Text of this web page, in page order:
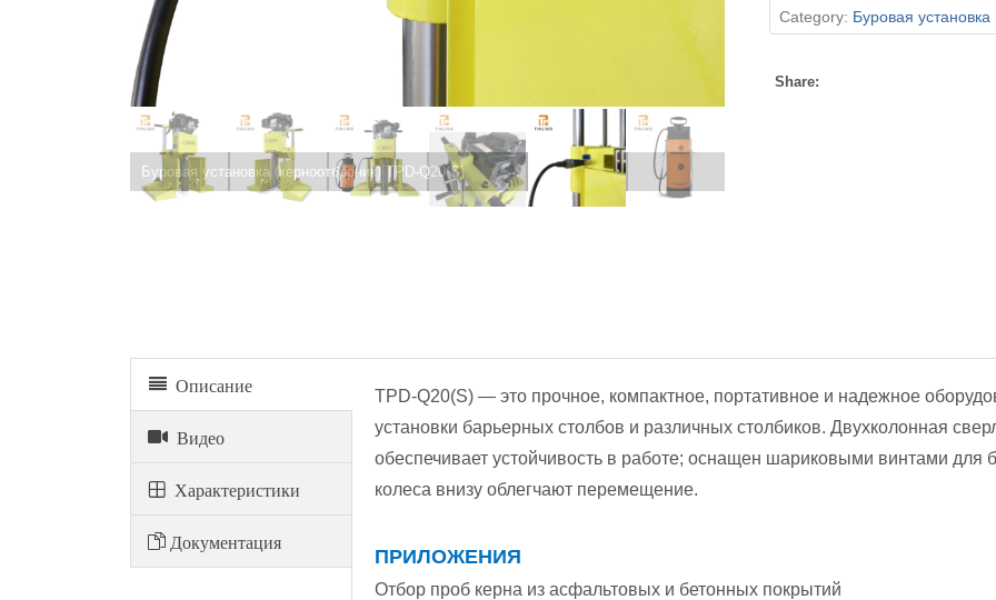
Буровая установка (керноотборник) TPD-Q20(S)
Category: Буровая установка
Share:
Описание
Видео
Xарактеристики
Документация
TPD-Q20(S) — это прочное, компактное, портативное и надежное
установки барьерных столбов и различных столбиков. Двухколонная
обеспечивает устойчивость в работе; оснащен шариковыми винтами для
колеса внизу облегчают перемещение.
ПРИЛОЖЕНИЯ
Отбор проб керна из асфальтовых и бетонных покрытий